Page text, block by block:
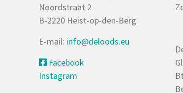
Noordstraat 2
B-2220 Heist-op-den-Berg
E-mail: info@deloods.eu
Facebook
Instagram